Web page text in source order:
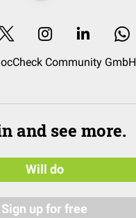
Community GmbH
and see more.
Will do
Sign up for free